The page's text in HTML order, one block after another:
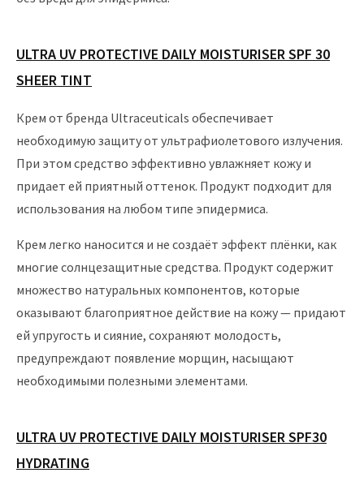
ULTRA UV PROTECTIVE DAILY MOISTURISER SPF 30
SHEER TINT
Крем от бренда Ultraceuticals обеспечивает
необходимую защиту от ультрафиолетового излучения.
При этом средство эффективно увлажняет кожу и
придает ей приятный оттенок. Продукт подходит для
использования на любом типе эпидермиса.
Крем легко наносится и не создаёт эффект плёнки, как
многие солнцезащитные средства. Продукт содержит
множество натуральных компонентов, которые
оказывают благоприятное действие на кожу — придают
ей упругость и сияние, сохраняют молодость,
предупреждают появление морщин, насыщают
необходимыми полезными элементами.
ULTRA UV PROTECTIVE DAILY MOISTURISER SPF30
HYDRATING